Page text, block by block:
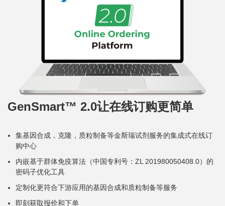
GenSmart™ 2.0让在线订购更简单
集基因合成，克隆，质粒制备等金斯瑞试剂服务的集成式在线订
购中心
内嵌基于群体免疫算法（中国专利号：ZL 201980050408.0）的
密码子优化工具
定制化更符合下游应用的基因合成和质粒制备等服务
即刻获取报价和下单